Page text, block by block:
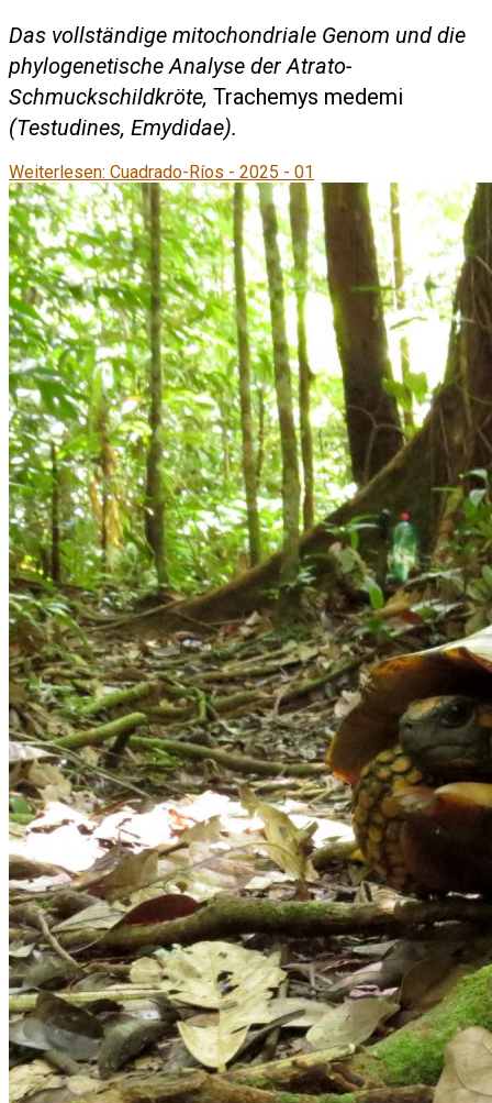
Das vollständige mitochondriale Genom und die
phylogenetische Analyse der Atrato-
Schmuckschildkröte, Trachemys medemi
(Testudines, Emydidae).
Weiterlesen: Cuadrado-Ríos - 2025 - 01